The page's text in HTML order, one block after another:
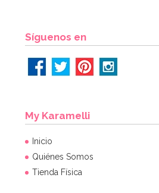
Síguenos en
My Karamelli
Inicio
Quiénes Somos
Tienda Física